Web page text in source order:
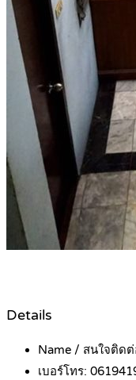
Details
Name / สนใจติด
เบอร์โทร: